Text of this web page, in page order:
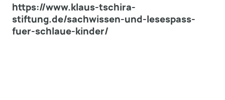
https://www.klaus-tschira-
stiftung.de/sachwissen-und-lesespass-
fuer-schlaue-kinder/